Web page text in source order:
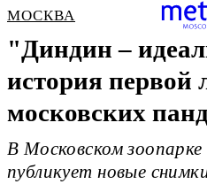
МОСКВА
"Диндин –
история первой
московских панд
В Московском
публикует новые